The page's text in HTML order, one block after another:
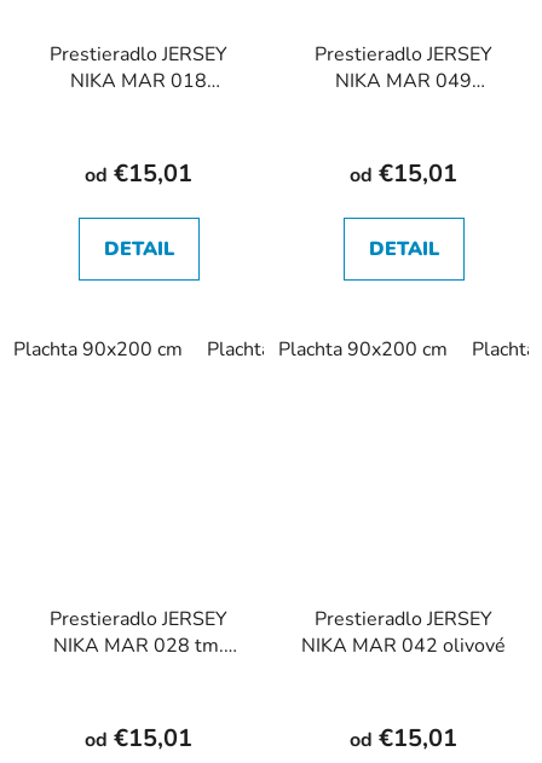
Prestieradlo JERSEY
NIKA MAR 018
od €15,01
DETAIL
Plachta 90x200 cm Plachta 180x200 cm
Prestieradlo JERSEY
NIKA MAR 049
od €15,01
DETAIL
Plachta 90x200 cm
Prestieradlo JERSEY
NIKA MAR 028 tm.
od €15,01
Prestieradlo JERSEY
NIKA MAR 042 olivové
od €15,01